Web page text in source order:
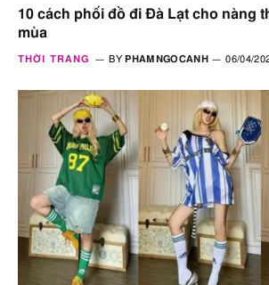
10 cách phối đồ đi Đà Lạt cho nàng
mùa
THỜI TRANG BY PHAMNGOCANH 06/04/